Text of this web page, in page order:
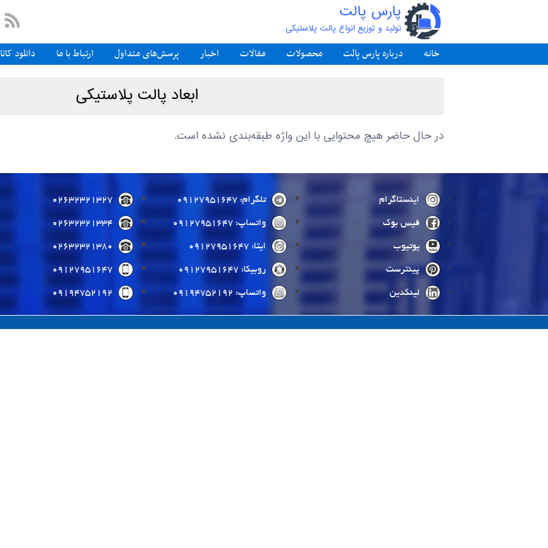
پارس پالت
تولید و توزیع انواع پالت پلاستیکی
خانه درباره پارس پالت محصولات مقالات اخبار پرسش‌های متداول ارتباط با ما دانلود
ابعاد پالت پلاستیکی
در حال حاضر هیچ محتوایی با این واژه طبقه‌بندی نشده است.
اینستاگرام
فیس بوک
یوتیوب
پینترست
لینکدین
تلگرام: 09127951647
واتساپ: 09127951647
ایتا: 09127951647
روبیکا: 09127951647
واتساپ: 09194752192
02632321327
02632321334
02632321380
09127951647
09194752192